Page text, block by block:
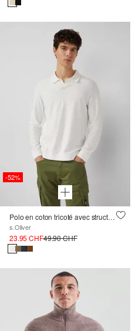
-52%
Polo en coton tricoté avec structure en fil flammé
s.Oliver
23.95 CHF49.90 CHF